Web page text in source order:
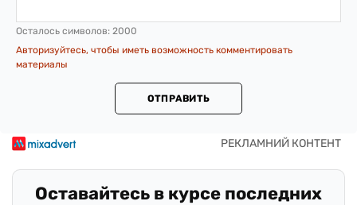
Осталось символов: 2000
Авторизуйтесь, чтобы иметь возможность комментировать
материалы
ОТПРАВИТЬ
Оставайтесь в курсе последних